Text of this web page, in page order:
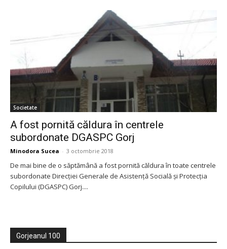
Societate
A fost pornită căldura în centrele
subordonate DGASPC Gorj
Minodora Sucea - 3 octombrie 2018
De mai bine de o săptămână a fost pornită căldura în toate centrele
subordonate Direcției Generale de Asistență Socială și Protecția
Copilului (DGASPC) Gorj....
Gorjeanul 100